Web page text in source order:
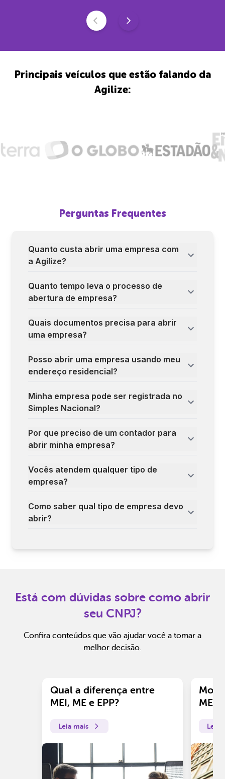
Principais veículos que estão falando da
Agilize:
Perguntas Frequentes
Quanto custa abrir uma empresa com
a Agilize?
Quanto tempo leva o processo de
abertura de empresa?
Quais documentos precisa para abrir
uma empresa?
Posso abrir uma empresa usando meu
endereço residencial?
Minha empresa pode ser registrada no
Simples Nacional?
Por que preciso de um contador para
abrir minha empresa?
Vocês atendem qualquer tipo de
empresa?
Como saber qual tipo de empresa devo
abrir?
Está com dúvidas sobre como abrir
seu CNPJ?
Confira conteúdos que vão ajudar você a tomar a
melhor decisão.
Qual a diferença entre
MEI, ME e EPP?
Leia mais
ME?
Leia